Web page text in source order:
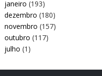
janeiro (193)
dezembro (180)
novembro (157)
outubro (117)
julho (1)